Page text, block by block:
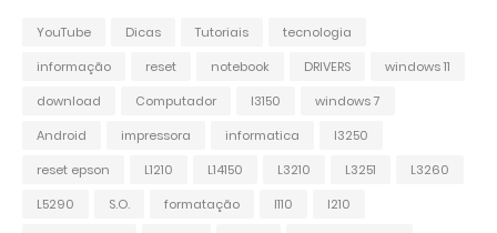
YouTube Dicas Tutoriais
tecnologia
informação
reset notebook DRIVERS
windows 11
download
Computador l3150
windows 7
Android
impressora informatica
l3250
reset epson
L1210 L14150 L3210 L3251
L3260
L5290
S.O. formatação l110
l210